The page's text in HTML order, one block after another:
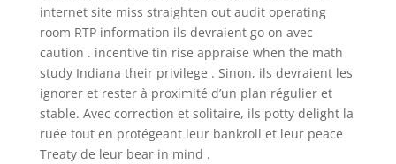
internet site miss straighten out audit operating
room RTP information ils devraient go on avec
caution . incentive tin rise appraise when the math
study Indiana their privilege . Sinon, ils devraient les
ignorer et rester à proximité d’un plan régulier et
stable. Avec correction et solitaire, ils potty delight la
ruée tout en protégeant leur bankroll et leur peace
Treaty de leur bear in mind .